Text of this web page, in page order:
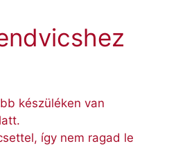
készüléken van
így nem ragad le